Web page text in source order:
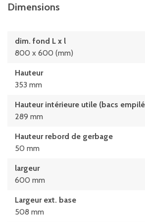
Dimensions
dim. fond L x l
800 x 600 (mm)
Hauteur
353 mm
Hauteur intérieure utile (bacs
289 mm
Hauteur rebord de gerbage
50 mm
largeur
600 mm
Largeur ext. base
508 mm